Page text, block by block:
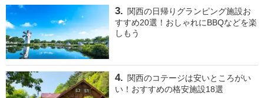
関西の日帰りグランピング施設お
すすめ20選！おしゃれにBBQなどを楽
しもう
関西のコテージは安いところがい
い！おすすめの格安施設18選